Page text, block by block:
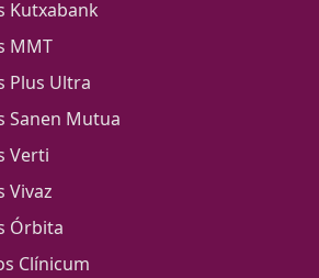
Kutxabank
MMT
Plus Ultra
Sanen Mutua
Verti
Vivaz
Órbita
Clínicum